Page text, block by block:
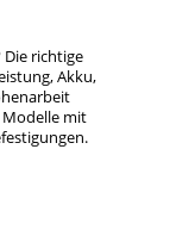
Die richtige
Akku,
Modelle mit